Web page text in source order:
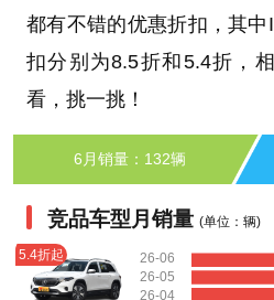
都有不错的优惠折扣，其
扣分别为8.5折和5.4折，
看，挑一挑！
6月销量：132辆
竞品车型月销量 (单位：辆)
5.4折起
26-06
26-05
26-04